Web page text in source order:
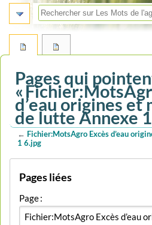
Pages qui
«
d’eau origines et
de lutte Annexe
← Fichier:MotsAgro Excès d’eau
1 6.jpg
navigation
recherche
Pages liées
Page :